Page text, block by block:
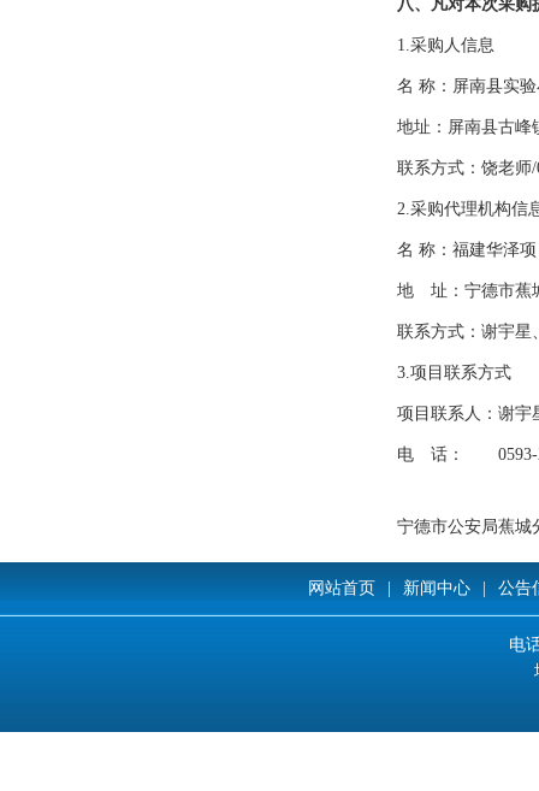
八、凡对本次采购
1.采购人信息
名 称： 屏南县实
地址： 屏南县古峰
联系方式： 饶老师/
2.采购代理机构信
名 称： 福建华泽
地 址： 宁德市蕉
联系方式： 谢宇星
3.项目联系方式
项目联系人： 谢宇
电 话： 0593-
宁德市公安局蕉城
网站首页 新闻中心 公告
电